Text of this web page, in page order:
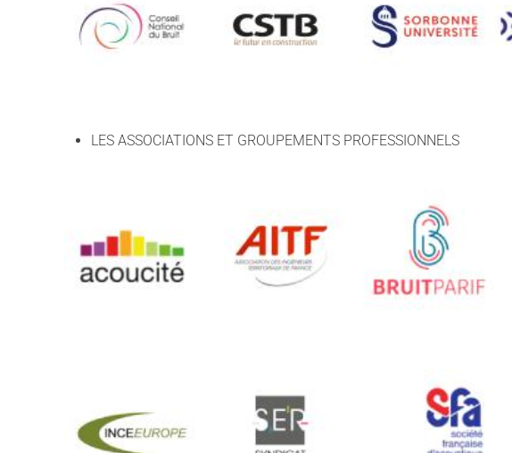
LES ASSOCIATIONS ET GROUPEMENTS PROFESSIONNELS